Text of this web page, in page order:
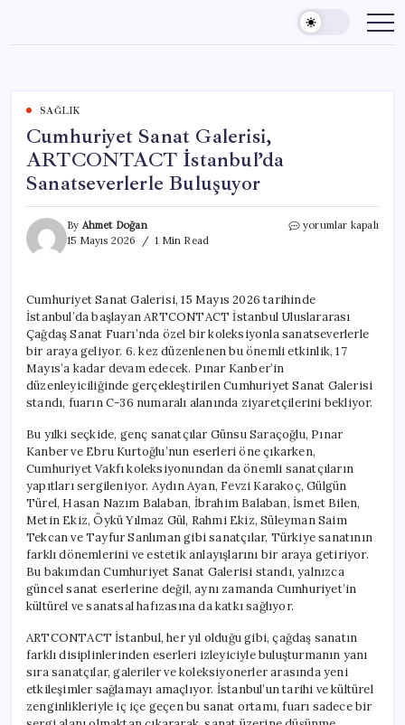
content
SAĞLIK
Cumhuriyet Sanat Galerisi,
ARTCONTACT İstanbul’da
Sanatseverlerle Buluşuyor
By Ahmet Doğan
15 Mayıs 2026
1 Min Read
Cumhuriyet
Sanatseverlerle
Buluşuyor
için
yorumlar kapalı
Cumhuriyet Sanat Galerisi, 15 Mayıs 2026 tarihinde
İstanbul’da başlayan ARTCONTACT İstanbul Uluslararası
Çağdaş Sanat Fuarı’nda özel bir koleksiyonla sanatseverlerle
bir araya geliyor. 6. kez düzenlenen bu önemli etkinlik, 17
Mayıs’a kadar devam edecek. Pınar Kanber’in
düzenleyiciliğinde gerçekleştirilen Cumhuriyet Sanat Galerisi
standı, fuarın C-36 numaralı alanında ziyaretçilerini bekliyor.
Bu yılki seçkide, genç sanatçılar Günsu Saraçoğlu, Pınar
Kanber ve Ebru Kurtoğlu’nun eserleri öne çıkarken,
Cumhuriyet Vakfı koleksiyonundan da önemli sanatçıların
yapıtları sergileniyor. Aydın Ayan, Fevzi Karakoç, Gülgün
Türel, Hasan Nazım Balaban, İbrahim Balaban, İsmet Bilen,
Metin Ekiz, Öykü Yılmaz Gül, Rahmi Ekiz, Süleyman Saim
Tekcan ve Tayfur Sanlıman gibi sanatçılar, Türkiye sanatının
farklı dönemlerini ve estetik anlayışlarını bir araya getiriyor.
Bu bakımdan Cumhuriyet Sanat Galerisi standı, yalnızca
güncel sanat eserlerine değil, aynı zamanda Cumhuriyet’in
kültürel ve sanatsal hafızasına da katkı sağlıyor.
ARTCONTACT İstanbul, her yıl olduğu gibi, çağdaş sanatın
farklı disiplinlerinden eserleri izleyiciyle buluşturmanın yanı
sıra sanatçılar, galeriler ve koleksiyonerler arasında yeni
etkileşimler sağlamayı amaçlıyor. İstanbul’un tarihi ve kültürel
zenginlikleriyle iç içe geçen bu sanat ortamı, fuarı sadece bir